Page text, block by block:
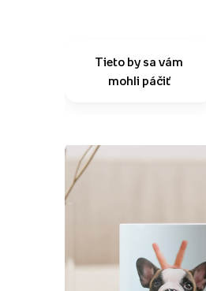
Tieto by sa vám
mohli páčiť